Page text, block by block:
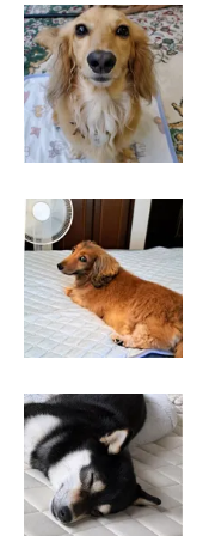
いぬのきもち投稿写真ギャラリー
愛犬のニオイを気にし
いませんか？
なっています。ルーム
になるので、犬にとっ
れることもあるので、
場合は少量からにして
きるようにしましょう。